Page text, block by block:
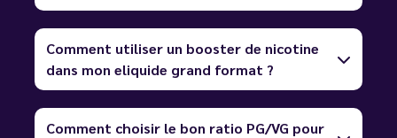
Comment utiliser un booster de nicotine
dans mon eliquide grand format ?
Comment choisir le bon ratio PG/VG pour